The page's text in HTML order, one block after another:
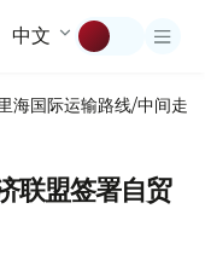
中文
海国际运输路线/中间走廊
联盟签署自贸